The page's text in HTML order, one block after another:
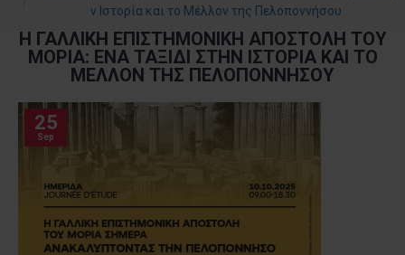
ν Ιστορία και το Μέλλον της Πελοποννήσου
Η ΓΑΛΛΙΚΉ ΕΠΙΣΤΗΜΟΝΙΚΉ ΑΠΟΣΤΟΛΉ ΤΟΥ
ΜΟΡΙΆ: ΈΝΑ ΤΑΞΊΔΙ ΣΤΗΝ ΙΣΤΟΡΊΑ ΚΑΙ ΤΟ
ΜΈΛΛΟΝ ΤΗΣ ΠΕΛΟΠΟΝΝΉΣΟΥ
25
Sep